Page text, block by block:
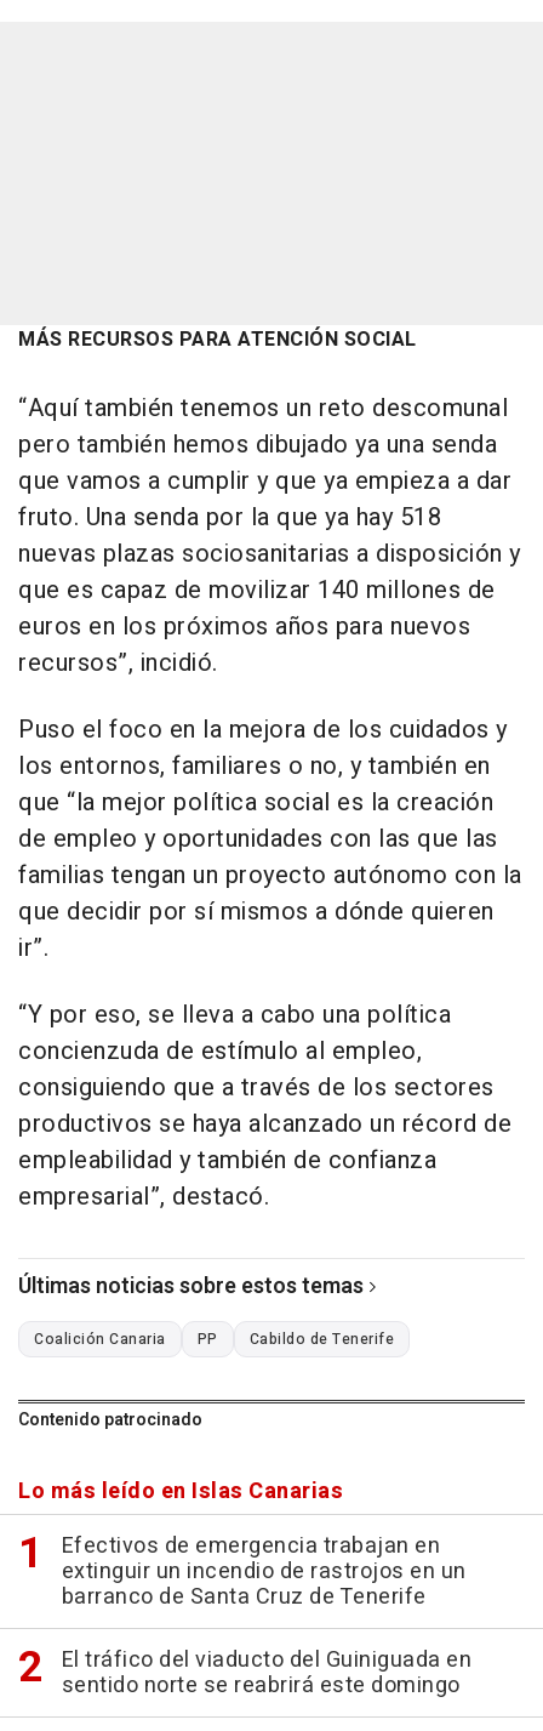
MÁS RECURSOS PARA ATENCIÓN SOCIAL
“Aquí también tenemos un reto descomunal
pero también hemos dibujado ya una senda
que vamos a cumplir y que ya empieza a dar
fruto. Una senda por la que ya hay 518
nuevas plazas sociosanitarias a disposición y
que es capaz de movilizar 140 millones de
euros en los próximos años para nuevos
recursos”, incidió.
Puso el foco en la mejora de los cuidados y
los entornos, familiares o no, y también en
que “la mejor política social es la creación
de empleo y oportunidades con las que las
familias tengan un proyecto autónomo con la
que decidir por sí mismos a dónde quieren
ir”.
“Y por eso, se lleva a cabo una política
concienzuda de estímulo al empleo,
consiguiendo que a través de los sectores
productivos se haya alcanzado un récord de
empleabilidad y también de confianza
empresarial”, destacó.
Últimas noticias sobre estos temas
Coalición Canaria PP Cabildo de Tenerife
Contenido patrocinado
Lo más leído en Islas Canarias
Efectivos de emergencia trabajan en
extinguir un incendio de rastrojos en un
barranco de Santa Cruz de Tenerife
El tráfico del viaducto del Guiniguada en
sentido norte se reabrirá este domingo